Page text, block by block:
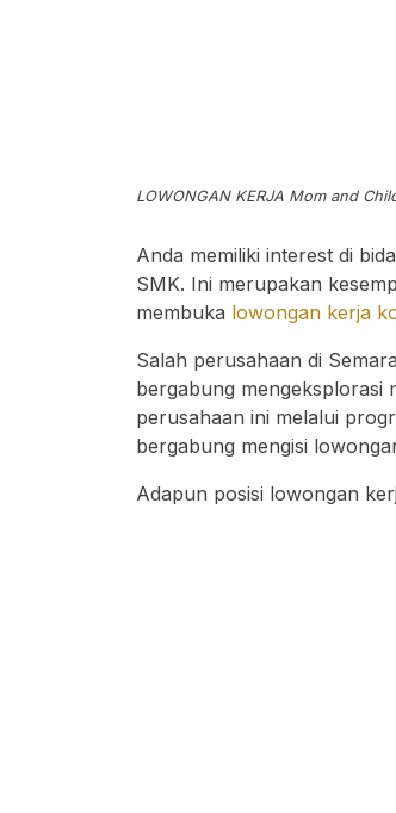
LOWONGAN KERJA Mom and
Anda memiliki interest di
SMK. Ini merupakan
membuka lowongan kerja
Salah perusahaan di
bergabung mengeksplorasi
perusahaan ini melalui
bergabung mengisi
Adapun posisi lowongan